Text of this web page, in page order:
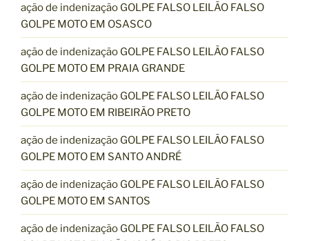
ação de indenização GOLPE FALSO LEILÃO FALSO
GOLPE MOTO EM OSASCO
ação de indenização GOLPE FALSO LEILÃO FALSO
GOLPE MOTO EM PRAIA GRANDE
ação de indenização GOLPE FALSO LEILÃO FALSO
GOLPE MOTO EM RIBEIRÃO PRETO
ação de indenização GOLPE FALSO LEILÃO FALSO
GOLPE MOTO EM SANTO ANDRÉ
ação de indenização GOLPE FALSO LEILÃO FALSO
GOLPE MOTO EM SANTOS
ação de indenização GOLPE FALSO LEILÃO FALSO